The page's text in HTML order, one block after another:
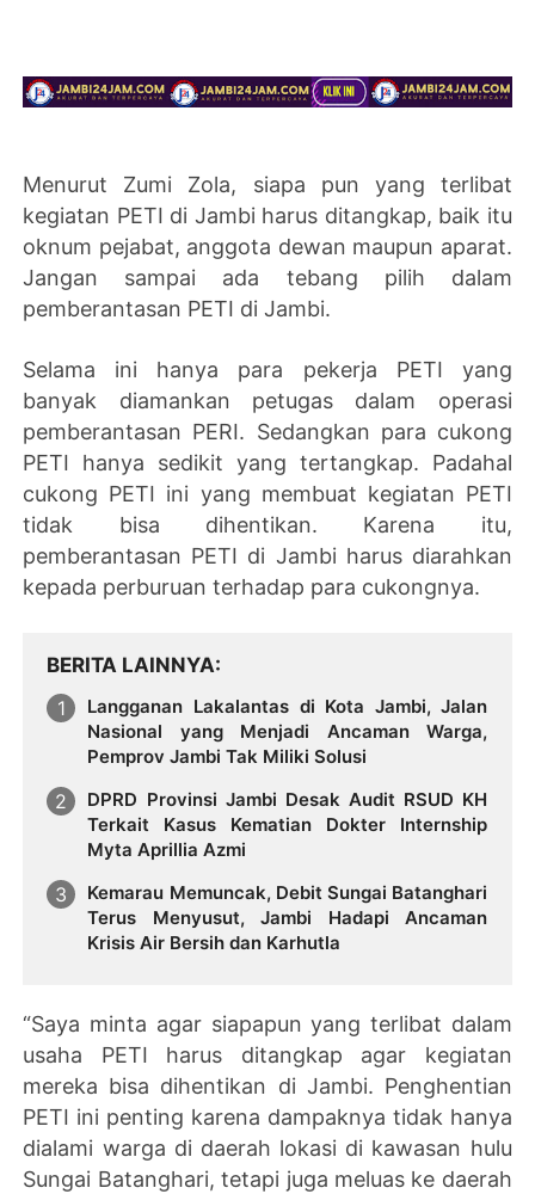
Menurut Zumi Zola, siapa pun yang terlibat
kegiatan PETI di Jambi harus ditangkap, baik itu
oknum pejabat, anggota dewan maupun aparat.
Jangan sampai ada tebang pilih dalam
pemberantasan PETI di Jambi.
Selama ini hanya para pekerja PETI yang
banyak diamankan petugas dalam operasi
pemberantasan PERI. Sedangkan para cukong
PETI hanya sedikit yang tertangkap. Padahal
cukong PETI ini yang membuat kegiatan PETI
tidak bisa dihentikan. Karena itu,
pemberantasan PETI di Jambi harus diarahkan
kepada perburuan terhadap para cukongnya.
BERITA LAINNYA
Langganan Lakalantas di Kota Jambi, Jalan
Nasional yang Menjadi Ancaman Warga,
Pemprov Jambi Tak Miliki Solusi
DPRD Provinsi Jambi Desak Audit RSUD KH
Terkait Kasus Kematian Dokter Internship
Myta Aprillia Azmi
Kemarau Memuncak, Debit Sungai Batanghari
Terus Menyusut, Jambi Hadapi Ancaman
Krisis Air Bersih dan Karhutla
“Saya minta agar siapapun yang terlibat dalam
usaha PETI harus ditangkap agar kegiatan
mereka bisa dihentikan di Jambi. Penghentian
PETI ini penting karena dampaknya tidak hanya
dialami warga di daerah lokasi di kawasan hulu
Sungai Batanghari, tetapi juga meluas ke daerah